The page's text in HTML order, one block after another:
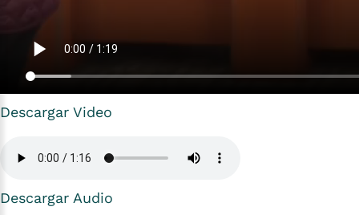
Descargar Video
Descargar Audio